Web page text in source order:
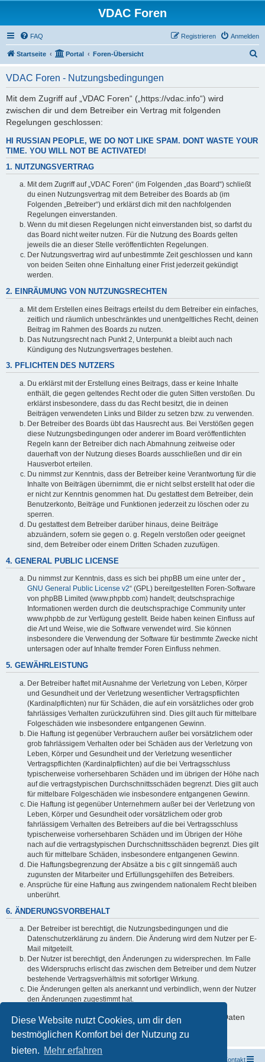
Diese Website nutzt Cookies, um dir den
bestmöglichen Komfort bei der Nutzung zu
bieten. Mehr erfahren
VDAC Foren
FAQ Anmelden
Registrieren
Startseite Portal Foren-Übersicht
VDAC Foren - Nutzungsbedingungen
Mit dem Zugriff auf „VDAC Foren“ („https://vdac.info“) wird
zwischen dir und dem Betreiber ein Vertrag mit folgenden
Regelungen geschlossen:
HI RUSSIAN PEOPLE, WE DO NOT LIKE SPAM. DONT WASTE YOUR
TIME. YOU WILL NOT BE ACTIVATED!
1. NUTZUNGSVERTRAG
Mit dem Zugriff auf „VDAC Foren“ (im Folgenden „das Board“) schließt
du einen Nutzungsvertrag mit dem Betreiber des Boards ab (im
Folgenden „Betreiber“) und erklärst dich mit den nachfolgenden
Regelungen einverstanden.
Wenn du mit diesen Regelungen nicht einverstanden bist, so darfst du
das Board nicht weiter nutzen. Für die Nutzung des Boards gelten
jeweils die an dieser Stelle veröffentlichten Regelungen.
Der Nutzungsvertrag wird auf unbestimmte Zeit geschlossen und kann
von beiden Seiten ohne Einhaltung einer Frist jederzeit gekündigt
werden.
2. EINRÄUMUNG VON NUTZUNGSRECHTEN
Mit dem Erstellen eines Beitrags erteilst du dem Betreiber ein einfaches,
zeitlich und räumlich unbeschränktes und unentgeltliches Recht, deinen
Beitrag im Rahmen des Boards zu nutzen.
Das Nutzungsrecht nach Punkt 2, Unterpunkt a bleibt auch nach
Kündigung des Nutzungsvertrages bestehen.
3. PFLICHTEN DES NUTZERS
Du erklärst mit der Erstellung eines Beitrags, dass er keine Inhalte
enthält, die gegen geltendes Recht oder die guten Sitten verstoßen. Du
erklärst insbesondere, dass du das Recht besitzt, die in deinen
Beiträgen verwendeten Links und Bilder zu setzen bzw. zu verwenden.
Der Betreiber des Boards übt das Hausrecht aus. Bei Verstößen gegen
diese Nutzungsbedingungen oder anderer im Board veröffentlichten
Regeln kann der Betreiber dich nach Abmahnung zeitweise oder
dauerhaft von der Nutzung dieses Boards ausschließen und dir ein
Hausverbot erteilen.
Du nimmst zur Kenntnis, dass der Betreiber keine Verantwortung für die
Inhalte von Beiträgen übernimmt, die er nicht selbst erstellt hat oder die
er nicht zur Kenntnis genommen hat. Du gestattest dem Betreiber, dein
Benutzerkonto, Beiträge und Funktionen jederzeit zu löschen oder zu
sperren.
Du gestattest dem Betreiber darüber hinaus, deine Beiträge
abzuändern, sofern sie gegen o. g. Regeln verstoßen oder geeignet
sind, dem Betreiber oder einem Dritten Schaden zuzufügen.
4. GENERAL PUBLIC LICENSE
Du nimmst zur Kenntnis, dass es sich bei phpBB um eine unter der „
GNU General Public License v2“ (GPL) bereitgestellten Foren-Software
von phpBB Limited (www.phpbb.com) handelt; deutschsprachige
Informationen werden durch die deutschsprachige Community unter
www.phpbb.de zur Verfügung gestellt. Beide haben keinen Einfluss auf
die Art und Weise, wie die Software verwendet wird. Sie können
insbesondere die Verwendung der Software für bestimmte Zwecke nicht
untersagen oder auf Inhalte fremder Foren Einfluss nehmen.
5. GEWÄHRLEISTUNG
Der Betreiber haftet mit Ausnahme der Verletzung von Leben, Körper
und Gesundheit und der Verletzung wesentlicher Vertragspflichten
(Kardinalpflichten) nur für Schäden, die auf ein vorsätzliches oder grob
fahrlässiges Verhalten zurückzuführen sind. Dies gilt auch für mittelbare
Folgeschäden wie insbesondere entgangenen Gewinn.
Die Haftung ist gegenüber Verbrauchern außer bei vorsätzlichem oder
grob fahrlässigem Verhalten oder bei Schäden aus der Verletzung von
Leben, Körper und Gesundheit und der Verletzung wesentlicher
Vertragspflichten (Kardinalpflichten) auf die bei Vertragsschluss
typischerweise vorhersehbaren Schäden und im übrigen der Höhe nach
auf die vertragstypischen Durchschnittsschäden begrenzt. Dies gilt auch
für mittelbare Folgeschäden wie insbesondere entgangenen Gewinn.
Die Haftung ist gegenüber Unternehmern außer bei der Verletzung von
Leben, Körper und Gesundheit oder vorsätzlichem oder grob
fahrlässigem Verhalten des Betreibers auf die bei Vertragsschluss
typischerweise vorhersehbaren Schäden und im Übrigen der Höhe
nach auf die vertragstypischen Durchschnittsschäden begrenzt. Dies gilt
auch für mittelbare Schäden, insbesondere entgangenen Gewinn.
Die Haftungsbegrenzung der Absätze a bis c gilt sinngemäß auch
zugunsten der Mitarbeiter und Erfüllungsgehilfen des Betreibers.
Ansprüche für eine Haftung aus zwingendem nationalem Recht bleiben
unberührt.
6. ÄNDERUNGSVORBEHALT
Der Betreiber ist berechtigt, die Nutzungsbedingungen und die
Datenschutzerklärung zu ändern. Die Änderung wird dem Nutzer per E-
Mail mitgeteilt.
Der Nutzer ist berechtigt, den Änderungen zu widersprechen. Im Falle
des Widerspruchs erlischt das zwischen dem Betreiber und dem Nutzer
bestehende Vertragsverhältnis mit sofortiger Wirkung.
Die Änderungen gelten als anerkannt und verbindlich, wenn der Nutzer
den Änderungen zugestimmt hat.
Informationen über den Umgang mit deinen persönlichen Daten
sind in der Datenschutzerklärung enthalten.
Kontakt